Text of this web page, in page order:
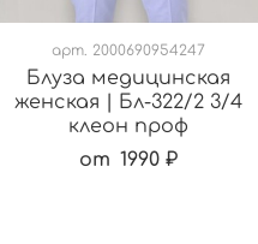
арт. 2000690954247
Блуза медицинская
женская | Бл-322/2 3/4
клеон проф
от 1990 ₽